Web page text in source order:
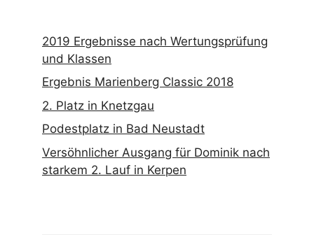
2019 Ergebnisse nach Wertungsprüfung
und Klassen
Ergebnis Marienberg Classic 2018
2. Platz in Knetzgau
Podestplatz in Bad Neustadt
Versöhnlicher Ausgang für Dominik nach
starkem 2. Lauf in Kerpen